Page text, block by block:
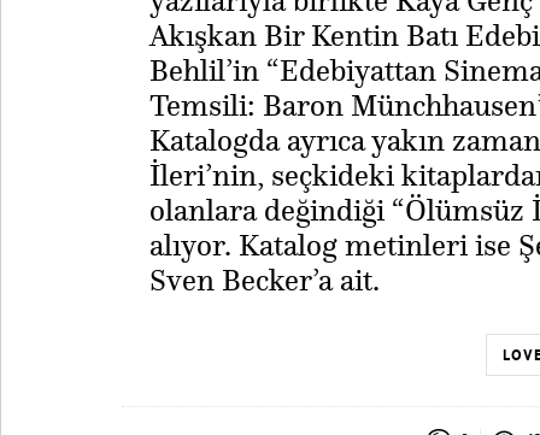
Akışkan Bir Kentin Batı
Behlil’in “Edebiyattan
Temsili: Baron
Katalogda ayrıca yakın
İleri’nin, seçkideki
olanlara değindiği “Ölümsüz
alıyor. Katalog metinleri ise
Sven Becker’a ait.